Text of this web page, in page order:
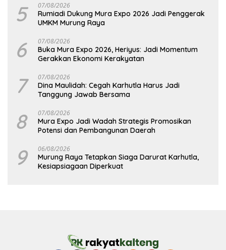
5 07/08/2026
Rumiadi Dukung Mura Expo 2026 Jadi Penggerak
UMKM Murung Raya
6 07/08/2026
Buka Mura Expo 2026, Heriyus: Jadi Momentum
Gerakkan Ekonomi Kerakyatan
7 07/08/2026
Dina Maulidah: Cegah Karhutla Harus Jadi
Tanggung Jawab Bersama
8 07/08/2026
Mura Expo Jadi Wadah Strategis Promosikan
Potensi dan Pembangunan Daerah
9 06/08/2026
Murung Raya Tetapkan Siaga Darurat Karhutla,
Kesiapsiagaan Diperkuat